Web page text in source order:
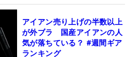
アイアン売り上げの半数以上
が外ブラ 国産アイアンの人
気が落ちている？ #週間ギア
ランキング